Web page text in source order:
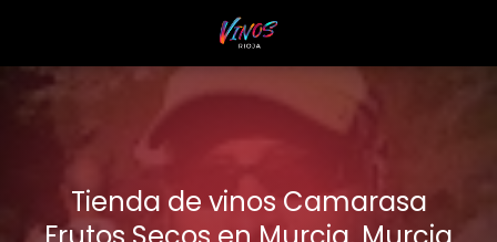
Tienda de vinos Camarasa